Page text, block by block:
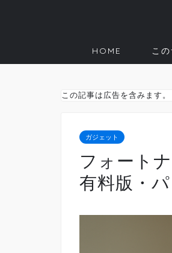
HOME こ
この記事は広告を含みます。
ガジェット
フォート
有料版・